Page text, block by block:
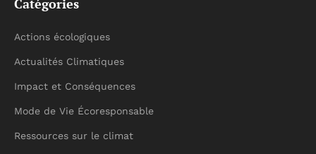
Catégories
Actions écologiques
Actualités Climatiques
Impact et Conséquences
Mode de Vie Écoresponsable
Ressources sur le climat